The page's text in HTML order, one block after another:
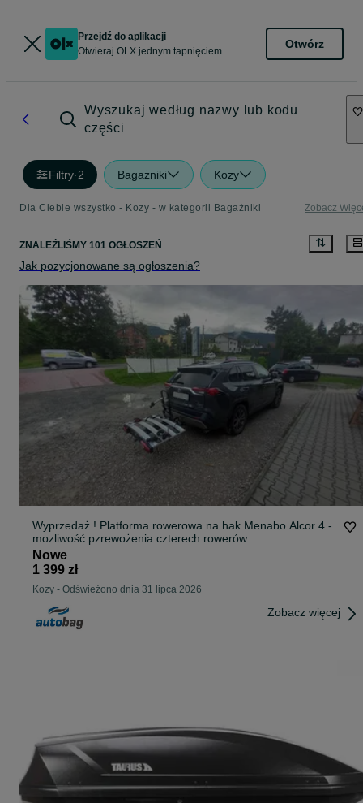
Przejdź do aplikacji
Otwieraj OLX jednym tapnięciem
Otwórz
Wyszukaj według nazwy lub kodu
części
Filtry·2 Bagażniki Kozy
Dla Ciebie wszystko - Kozy - w kategorii Bagażniki Zobacz
ZNALEŹLIŚMY 101 OGŁOSZEŃ
Jak pozycjonowane są ogłoszenia?
Wyprzedaż ! Platforma rowerowa na hak Menabo Alcor 4 -
mozliwość pzrewożenia czterech rowerów
Nowe
1 399 zł
Kozy - Odświeżono dnia 31 lipca 2026
Zobacz więcej